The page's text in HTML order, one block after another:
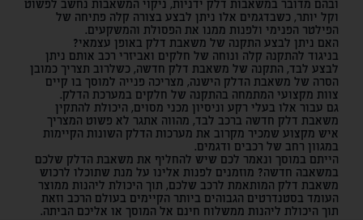
ובהם מדובר במשאבות דלק ידניות, ניקוי המשאבות נחשב לפשוט
וקל יותר, כשבדגמים אלו ניתן לבצע בצורה קלה פתיחה של
הפילטר הפנימי ולפנות ממנו את הפסולת והמשקעים.
האם ניתן לבצע התקנה של משאבת דלק באופן עצמאי?
בניגוד להתקנה קלה ונוחה של חלקים ואביזרי רכב אותם ניתן
לבצע לבד, התקנה של משאבת דלק חדשה, כשלרוב תצריך כמובן
הסרה של משאבת הדלק הישנה, מצריכה פנייה למוסך בו קיים
צוות מקצועי המתמחה בהתקנה של חלקים במערכת הדלק.
גם עבור אלו בעלי רקע וניסיון מכני מסוים, היכולת להתקין
משאבת דלק חדשה ברכב לבד, מהווה אתגר לא פשוט המצריך
איש מקצוע שמכיר מקרוב את מערכות הדלק השונות הקיימות
במגוון רחב של רכבים ודגמים.
הייתם במוסך ונאמר לכם שיש להחליף את משאבת הדלק שלכם
במשאבה חדשה? מוזמנים לפנות אלינו על מנת שתוכלו לרכוש
משאבת דלק המותאמת לרכב שלכם, תוך היכולת ליהנות ממוצר
העומד בסטנדרטים הגבוהים ביותר הקיימים בעולם הרכב וזאת
תוך היכולת ליהנות ממשלוח חינם אל המוסך או אליכם הביתה.